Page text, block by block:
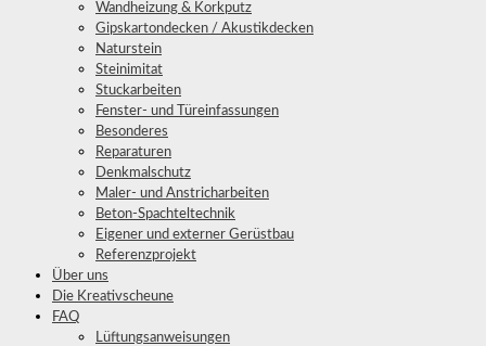
Wandheizung & Korkputz
Gipskartondecken / Akustikdecken
Naturstein
Steinimitat
Stuckarbeiten
Fenster- und Türeinfassungen
Besonderes
Reparaturen
Denkmalschutz
Maler- und Anstricharbeiten
Beton-Spachteltechnik
Eigener und externer Gerüstbau
Referenzprojekt
Über uns
Die Kreativscheune
FAQ
Lüftungsanweisungen